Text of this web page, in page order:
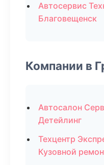
Автосервис
Благовещенск
Компании в
Автосалон
Детейлинг
Техцентр
Кузовной